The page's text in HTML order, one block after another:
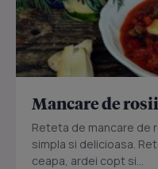
Mancare de rosii
Reteta de mancare de
simpla si delicioasa.
ceapa, ardei copt si...